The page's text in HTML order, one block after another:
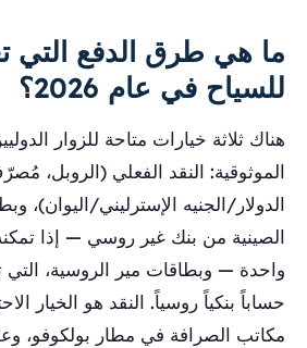
ما هي طرق الدفع التي
للسياح في عام 2026؟
هناك ثلاثة خيارات متاحة للزوار
الموثوقية: النقد الفعلي (الروبل،
الدولار/الجنيه الإسترليني/اليوان)،
الصينية من بنك غير روسي — إذا
واحدة — وبطاقات مير الروسية،
حساباً بنكياً روسياً. النقد هو الخيار
مكاتب الصرافة في مطار بولكوفو،